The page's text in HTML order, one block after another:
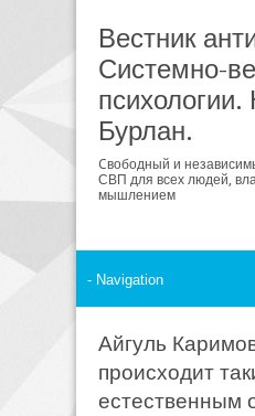
Вестник
Системно-
Бурлан.
Cвободный и
СВП для всех людей,
мышлением
Айгуль
происходит
естественным